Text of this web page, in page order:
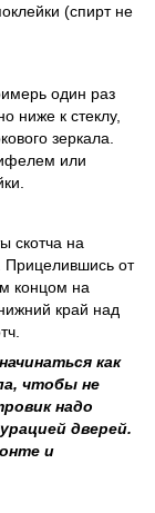
(спирт не
один раз
ниже к стеклу,
зеркала.
или
скотча на
Прицелившись от
концом на
край над
как
чтобы не
надо
дверей.
и